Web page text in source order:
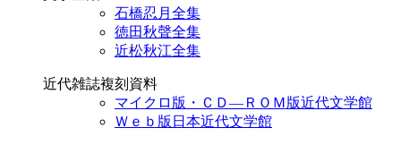
石橋忍月全集
徳田秋聲全集
近松秋江全集
近代雑誌複刻資料
マイクロ版・ＣＤ―ＲＯＭ版近代文学館
Ｗｅｂ版日本近代文学館